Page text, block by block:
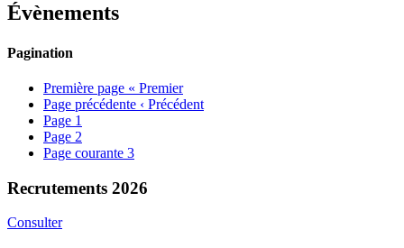
Évènements
Pagination
Première page « Premier
Page précédente ‹ Précédent
Page 1
Page 2
Page courante 3
Recrutements 2026
Consulter